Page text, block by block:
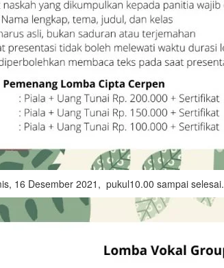
16 Desember 2021, pukul10.00 sampai selesai.